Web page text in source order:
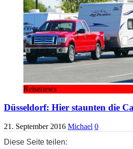
Reisenews
Düsseldorf: Hier staunten die
21. September 2016 Michael 0
Diese Seite teilen: